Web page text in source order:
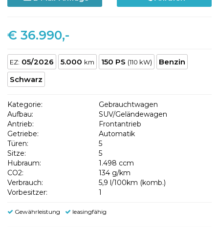
€ 36.990,-
EZ: 05/2026 5.000 km 150 PS (110 kW)
Benzin
Schwarz
Kategorie:
Gebrauchtwagen
Aufbau:
SUV/Geländewagen
Antrieb:
Frontantrieb
Getriebe:
Automatik
Türen:
5
Sitze:
5
Hubraum:
1.498 ccm
CO2:
134 g/km
Verbrauch:
5,9 l/100km (komb.)
Vorbesitzer:
1
Gewährleistung leasingfähig